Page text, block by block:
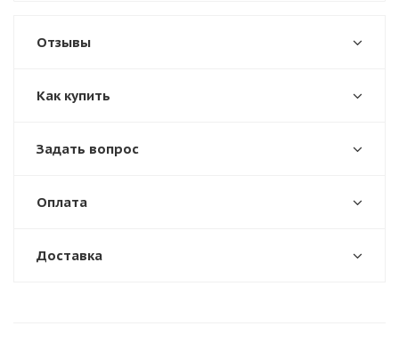
Отзывы
Как купить
Задать вопрос
Оплата
Доставка